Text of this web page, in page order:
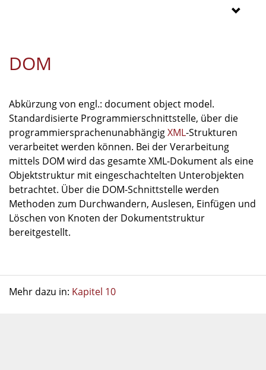
DOM
Abkürzung von engl.: document object model.
Standardisierte Programmierschnittstelle, über die
programmiersprachenunabhängigXML-Strukturen
verarbeitet werden können. Bei der Verarbeitung
mittels DOM wird das gesamte XML-Dokument als eine
Objektstruktur mit eingeschachtelten Unterobjekten
betrachtet. Über die DOM-Schnittstelle werden
Methoden zum Durchwandern, Auslesen, Einfügen und
Löschen von Knoten der Dokumentstruktur
bereitgestellt.
Mehr dazu in: Kapitel 10